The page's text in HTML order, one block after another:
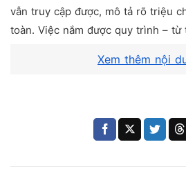
vẫn truy cập được, mô tả rõ triệu
toàn. Việc nắm được quy trình – từ
và hạn chế rủi ro phát sinh trong
ĐẶT LỊCH SỬA
Xem thêm nội